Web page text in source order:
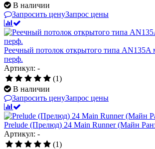
В наличии
Запросить ценуЗапрос цены
Реечный потолок открытого типа AN135A
перф.
Артикул: -
(1)
В наличии
Запросить ценуЗапрос цены
Prelude (Прелюд) 24 Main Runner (Майн
Артикул: -
(1)